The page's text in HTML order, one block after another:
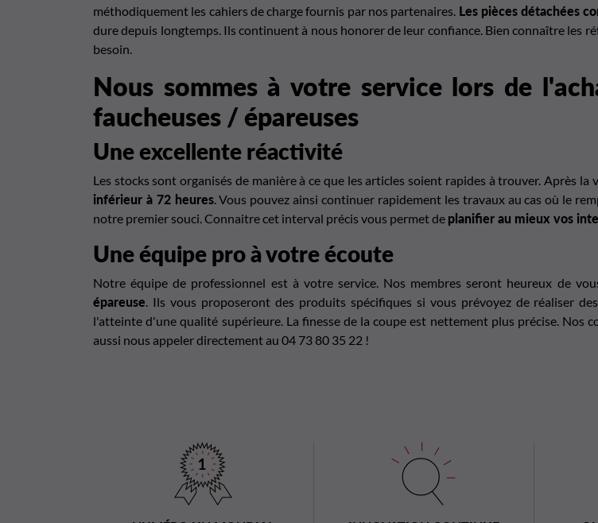
méthodiquement les cahiers de charge fournis par nos partenaires. Les pièces détachées
dure depuis longtemps. Ils continuent à nous honorer de leur confiance. Bien connaître les
besoin.
Nous sommes à votre servicelors de
faucheuses / épareuses
Une excellente réactivité
Les stocks sont organisés de manière à ce que les articles soient rapides à trouver. Après
inférieur à 72 heures. Vous pouvez ainsi continuer rapidement les travaux au cas où le
notre premier souci. Connaitre cet interval précis vous permet de planifier au mieux vos
Une équipe pro à votre écoute
Notre équipe de professionnel est à votre service. Nos membres seront heureux de
épareuse. Ils vous proposeront des produits spécifiques si vous prévoyez de réaliser
l'atteinte d'une qualité supérieure. La finesse de la coupe est nettement plus précise. Nos
aussi nous appeler directement au 04 73 80 35 22 !